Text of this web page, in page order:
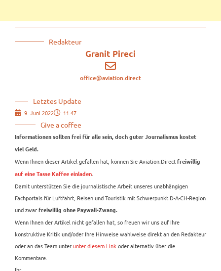
Redakteur
Granit Pireci
office@aviation.direct
Letztes Update
9. Juni 2022 11:47
Give a coffee
Informationen sollten frei für alle sein, doch guter Journalismus kostet
viel Geld.
Wenn Ihnen dieser Artikel gefallen hat, können Sie Aviation.Direct freiwillig
auf eine Tasse Kaffee einladen.
Damit unterstützen Sie die journalistische Arbeit unseres unabhängigen
Fachportals für Luftfahrt, Reisen und Touristik mit Schwerpunkt D-A-CH-Region
und zwar freiwillig ohne Paywall-Zwang.
Wenn Ihnen der Artikel nicht gefallen hat, so freuen wir uns auf Ihre
konstruktive Kritik und/oder Ihre Hinweise wahlweise direkt an den Redakteur
oder an das Team unterunter diesem Linkoder alternativ über die
Kommentare.